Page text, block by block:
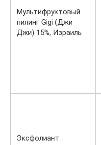
Мультифруктовый
пилинг Gigi (Джи
Джи) 15%, Израиль
Эксфолиант